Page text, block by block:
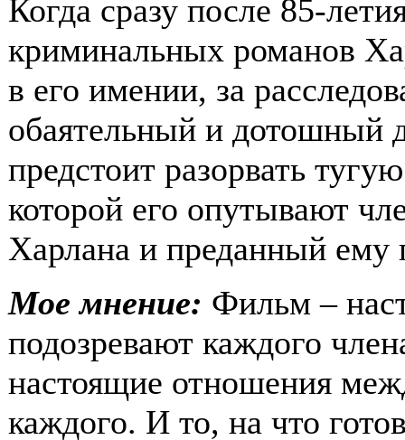
Когда сразу после 85-
криминальных романов
в его имении, за
обаятельный и дотошный
предстоит разорвать
которой его опутывают
Харлана и преданный
Мое мнение: Фильм –
подозревают каждого
настоящие отношения
каждого. И то, на что